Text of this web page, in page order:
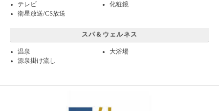
テレビ
化粧鏡
衛星放送/CS放送
スパ＆ウェルネス
温泉
大浴場
源泉掛け流し